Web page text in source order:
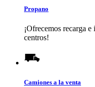
Propano
¡Ofrecemos recarga
centros!
Camiones a la venta